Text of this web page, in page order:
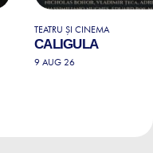
TEATRU ȘI CINEMA
CALIGULA
9 AUG 26